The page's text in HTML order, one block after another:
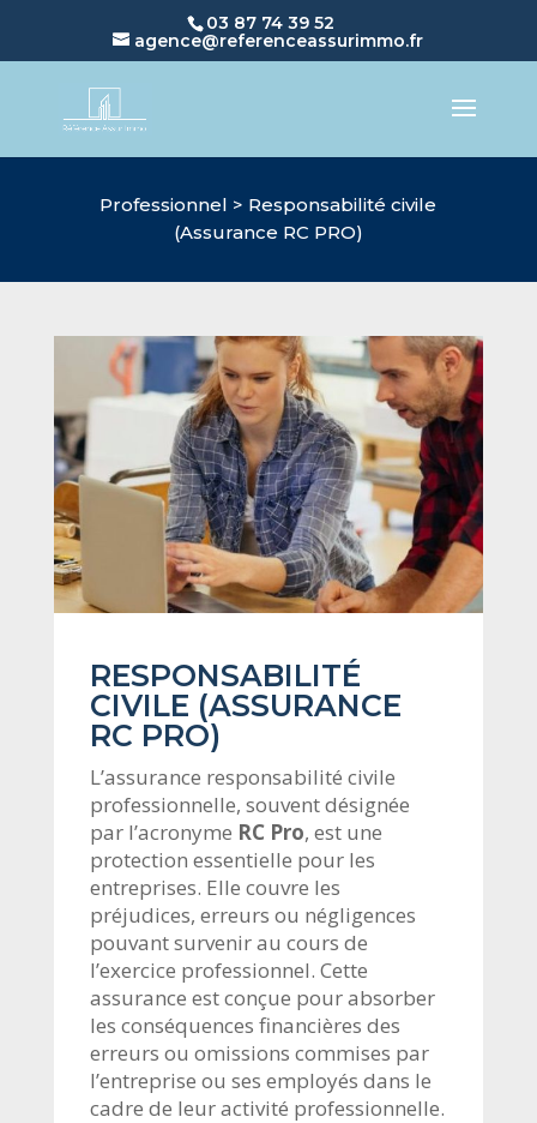
03 87 74 39 52
agence@referenceassurimmo.fr
Professionnel > Responsabilité civile
(Assurance RC PRO)
RESPONSABILITÉ
CIVILE (ASSURANCE
RC PRO)
L’assurance responsabilité civile
professionnelle, souvent désignée
par l’acronyme RC Pro, est une
protection essentielle pour les
entreprises. Elle couvre les
préjudices, erreurs ou négligences
pouvant survenir au cours de
l’exercice professionnel. Cette
assurance est conçue pour absorber
les conséquences financières des
erreurs ou omissions commises par
l’entreprise ou ses employés dans le
cadre de leur activité professionnelle.